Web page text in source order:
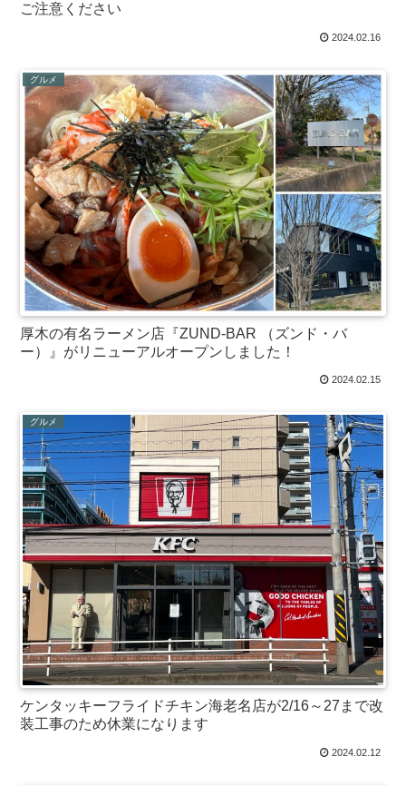
ご注意ください
2024.02.16
グルメ
厚木の有名ラーメン店『ZUND-BAR （ズンド・バ
ー）』がリニューアルオープンしました！
2024.02.15
グルメ
ケンタッキーフライドチキン海老名店が2/16～27まで改
装工事のため休業になります
2024.02.12